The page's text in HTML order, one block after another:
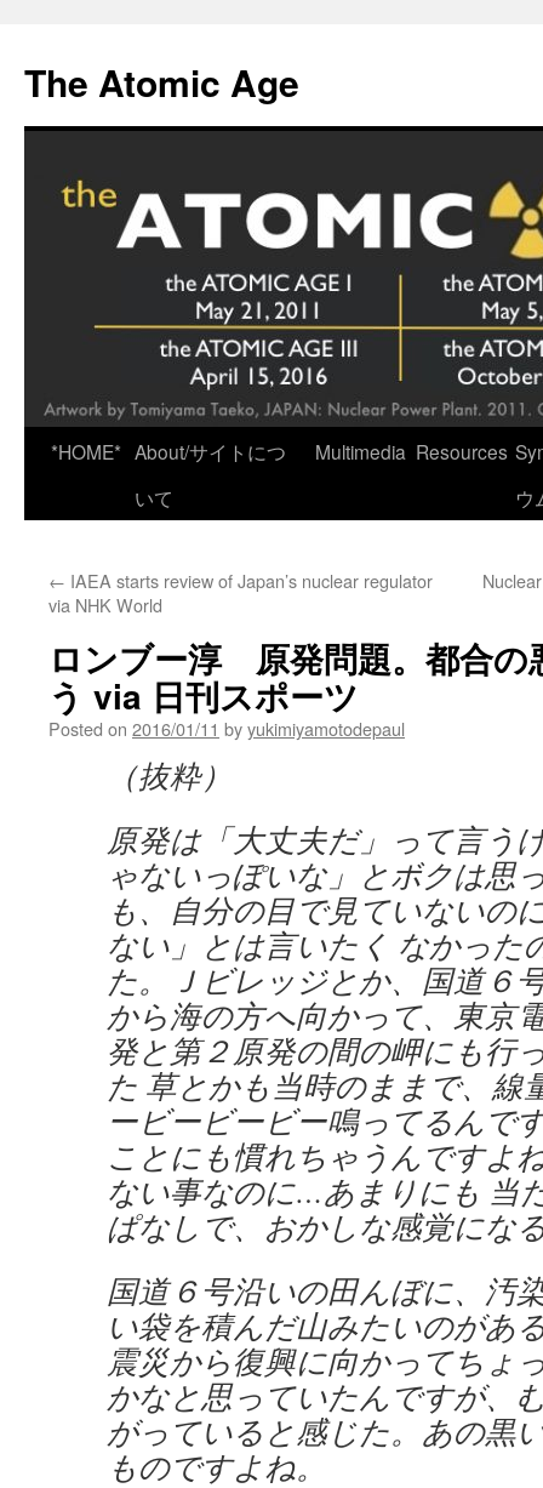
content
The Atomic Age
*HOME* About/サイトにつ
いて
Multimedia Resources
ウ
← IAEA starts review of Japan’s nuclear regulator
via NHK World
ロンブー淳 原発問題。都合の
う via 日刊スポーツ
Posted on 2016/01/11 byyukimiyamotodepaul
（抜粋）
原発は「大丈夫だ」って言う
ゃないっぽいな」とボクは思
も、自分の目で見ていないの
ない」とは言いたく なかった
た。Ｊビレッジとか、国道６
から海の方へ向かって、東京
発と第２原発の間の岬にも行
た 草とかも当時のままで、線
ービービービー鳴ってるんで
ことにも慣れちゃうんですよ
ない事なのに…あまりにも 当
ぱなしで、おかしな感覚にな
国道６号沿いの田んぼに、汚
い袋を積んだ山みたいのがあ
震災から復興に向かってちょ
かなと思っていたんですが、
がっていると感じた。あの黒
ものですよね。